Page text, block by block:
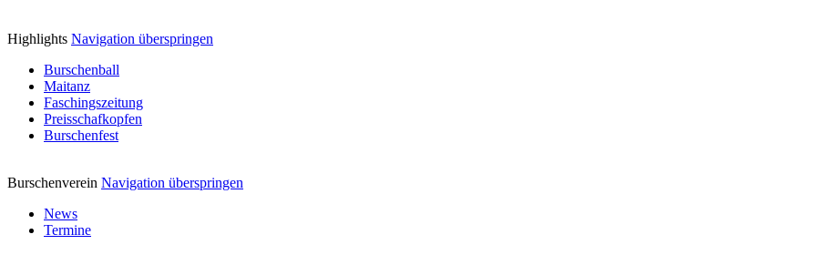
Highlights Navigation überspringen
Burschenball
Maitanz
Faschingszeitung
Preisschafkopfen
Burschenfest
Burschenverein Navigation überspringen
News
Termine